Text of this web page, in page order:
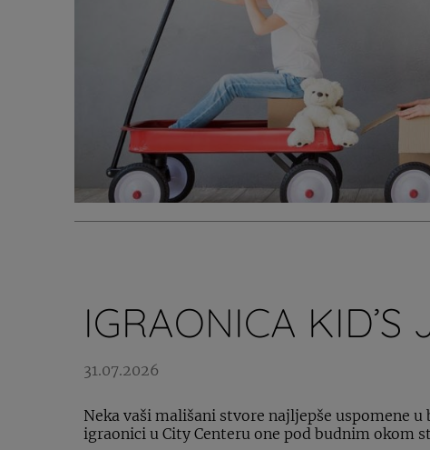
IGRAONICA KID’S
31.07.2026
Neka vaši mališani stvore najljepše uspomene
igraonici u City Centeru one pod budnim okom